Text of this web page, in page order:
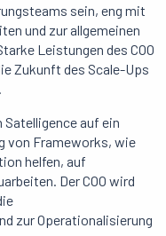
sein, eng mit
und zur allgemeinen
Leistungen des COO
Zukunft des Scale-Ups
auf ein
von Frameworks, wie
helfen, auf
Der COO wird
zur Operationalisierung